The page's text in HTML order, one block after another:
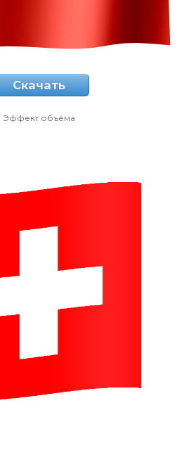
Скачать
Эффект объёма